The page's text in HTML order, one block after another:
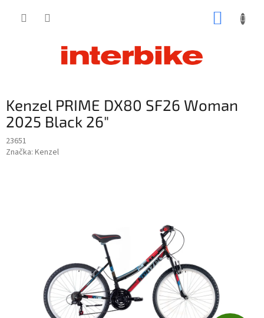
Kenzel PRIME DX80 SF26 Woman
2025 Black 26"
23651
Značka: Kenzel